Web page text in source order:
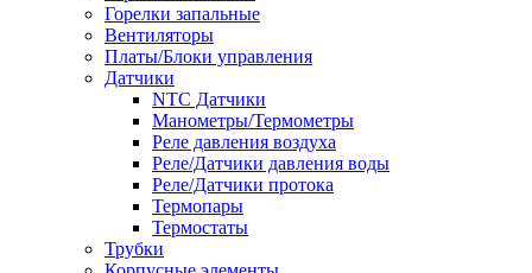
Горелки запальные
Вентиляторы
Платы/Блоки управления
Датчики
NTC Датчики
Манометры/Термометры
Реле давления воздуха
Реле/Датчики давления воды
Реле/Датчики протока
Термопары
Термостаты
Трубки